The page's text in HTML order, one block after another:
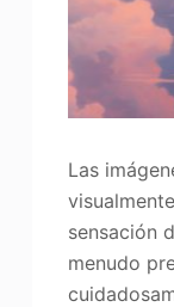
Las
sensación
menudo